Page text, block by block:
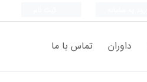
داوران تماس با ما